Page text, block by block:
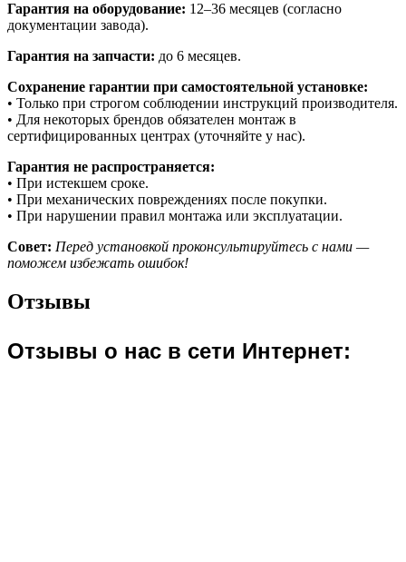
Гарантия на оборудование: 12–36 месяцев (согласно
документации завода).
Гарантия на запчасти: до 6 месяцев.
Сохранение гарантии при самостоятельной установке:
• Только при строгом соблюдении инструкций производителя.
• Для некоторых брендов обязателен монтаж в
сертифицированных центрах (уточняйте у нас).
Гарантия не распространяется:
• При истекшем сроке.
• При механических повреждениях после покупки.
• При нарушении правил монтажа или эксплуатации.
Совет: Перед установкой проконсультируйтесь с нами —
поможем избежать ошибок!
Отзывы
Отзывы о нас в сети Интернет​: